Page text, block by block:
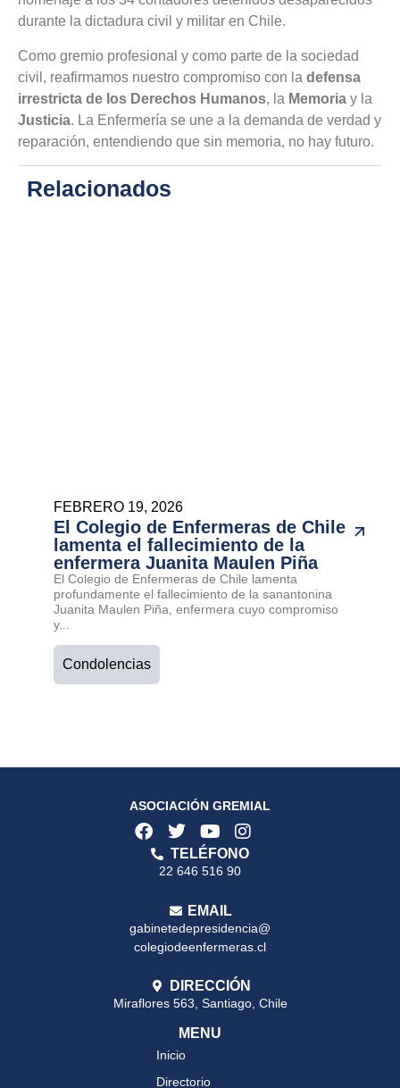
durante la dictadura civil y militar en Chile.
Como gremio profesional y como parte de la sociedad
civil, reafirmamos nuestro compromiso con la defensa
irrestricta de los Derechos Humanos, la Memoria y la
Justicia. La Enfermería se une a la demanda de verdad y
reparación, entendiendo que sin memoria, no hay futuro.
Relacionados
FEBRERO 19, 2026
El Colegio de Enfermeras de Chile
lamenta el fallecimiento de la
enfermera Juanita Maulen Piña
El Colegio de Enfermeras de Chile lamenta
profundamente el fallecimiento de la sanantonina
Juanita Maulen Piña, enfermera cuyo compromiso
y...
Condolencias
ASOCIACIÓN GREMIAL
TELÉFONO
22 646 516 90
EMAIL
gabinetedepresidencia@
colegiodeenfermeras.cl
DIRECCIÓN
Miraflores 563, Santiago, Chile
MENU
Inicio
Directorio